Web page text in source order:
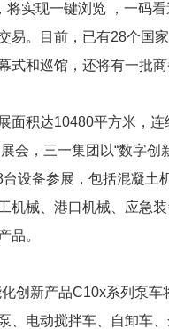
将实现一键浏览 ，一码看
易。目前，已有28个国家
式和巡馆，还将有一批
面积达10480平方米，连
会，三一集团以“数字创
台设备参展，包括混凝土
机械、港口机械、应急
品。
创新产品C10x系列泵车
、电动搅拌车、自卸车